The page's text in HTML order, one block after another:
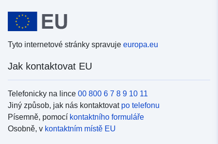
Tyto internetové stránky spravuje europa.eu
Jak kontaktovat EU
Telefonicky na lince 00 800 6 7 8 9 10 11
Jiný způsob, jak nás kontaktovat po telefonu
Písemně, pomocí kontaktního formuláře
Osobně, v kontaktním místě EU